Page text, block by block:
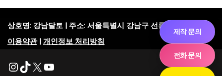
제작 문의
전화 문의
상호명: 강남달토 | 주소: 서울특별시 강남구 선릉로92길 38
이용약관| 개인정보 처리방침